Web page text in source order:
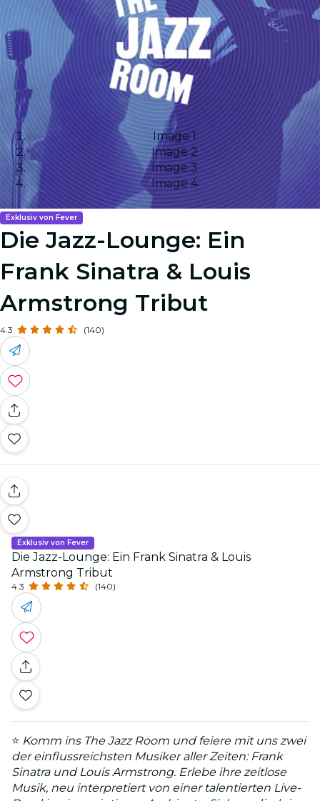
Image 1
Image 2
Image 3
Image 4
Exklusiv von Fever
Die Jazz-Lounge: Ein
Frank Sinatra & Louis
Armstrong Tribut
4.3 (140)
Exklusiv von Fever
Die Jazz-Lounge: Ein Frank Sinatra & Louis
Armstrong Tribut
4.3 (140)
⭐ Komm ins The Jazz Room und feiere mit uns zwei
der einflussreichsten Musiker aller Zeiten: Frank
Sinatra und Louis Armstrong. Erlebe ihre zeitlose
Musik, neu interpretiert von einer talentierten Live-